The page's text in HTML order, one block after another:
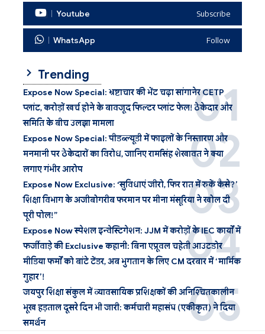
Youtube Subscribe
WhatsApp Follow
Trending
Expose Now Special: भ्रष्टाचार की भेंट चढ़ा सांगानेर CETP
प्लांट, करोड़ों खर्च होने के बावजूद फिल्टर प्लांट फेल! ठेकेदार और
समिति के बीच उलझा मामला
Expose Now Special: पीडब्ल्यूडी में फाइलों के निस्तारण और
मनमानी पर ठेकेदारों का विरोध, जानिए रामसिंह शेखावत ने क्या
लगाए गंभीर आरोप
Expose Now Exclusive: ‘सुविधाएं जीरो, फिर रात में रुकें कैसे?’
शिक्षा विभाग के अजीबोगरीब फरमान पर मीना मंसूरिया ने खोल दी
पूरी पोल!”
Expose Now स्पेशल इन्वेस्टिगेशन: JJM में करोड़ों के IEC कार्यों में
फर्जीवाड़े की Exclusive कहानी: बिना एप्रूवल चहेती आउटडोर
मीडिया फर्मों को बांटे टेंडर, अब भुगतान के लिए CM दरबार में ‘मार्मिक
गुहार’!
जयपुर शिक्षा संकुल में व्यावसायिक प्रशिक्षकों की अनिश्चितकालीन
भूख हड़ताल दूसरे दिन भी जारी: कर्मचारी महासंघ (एकीकृत) ने दिया
समर्थन